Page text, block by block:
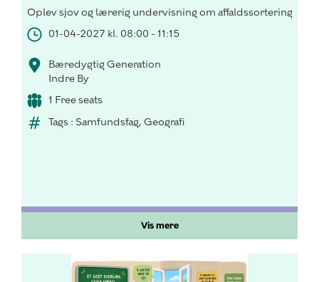
Oplev sjov og lærerig undervisning om affaldssortering og
01-04-2027 kl. 08:00 - 11:15
Bæredygtig Generation
Indre By
1 Free seats
Tags : Samfundsfag, Geografi
Vis mere